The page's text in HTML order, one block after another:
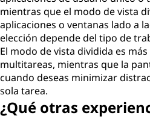
mientras que el modo de vista
aplicaciones o ventanas lado a
elección depende del tipo de
El modo de vista dividida es
multitareas, mientras que la
cuando deseas minimizar
sola tarea.
¿Qué otras